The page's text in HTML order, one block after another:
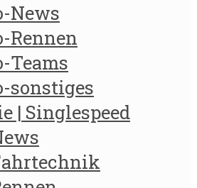
News
Rennen
Teams
sonstiges
| Singlespeed